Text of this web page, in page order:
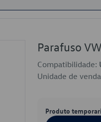
Parafuso
Compatibilidade:
Unidade de
Produto